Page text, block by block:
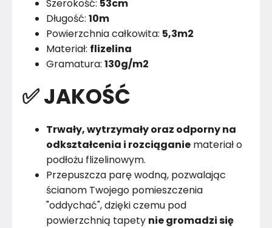
Montaż
Szerokość: 53cm
Długość: 10m
Powierzchnia całkowita: 5,3m2
Materiał: flizelina
Gramatura: 130g/m2
✅ JAKOŚĆ
Trwały, wytrzymały oraz odporny na
odkształcenia i rozciąganie materiał o
podłożu flizelinowym.
Przepuszcza parę wodną, pozwalając
ścianom Twojego pomieszczenia
"oddychać", dzięki czemu pod
powierzchnią tapety nie gromadzi się